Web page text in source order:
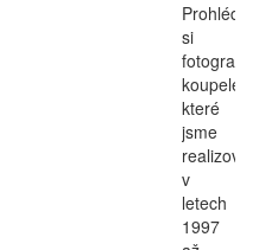
si
fotografie
koupelen,
které
jsme
realizovali
v
letech
1997